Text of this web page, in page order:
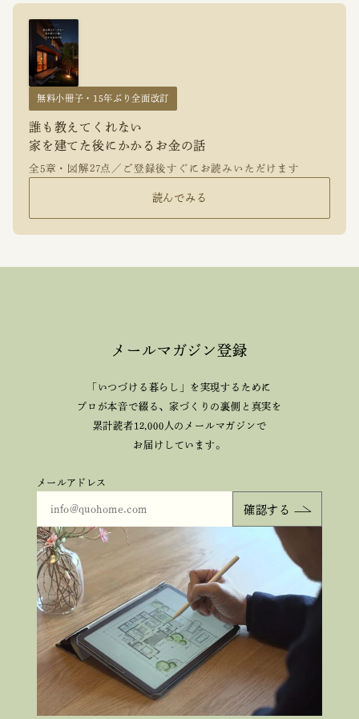
無料小冊子・15年ぶり全面改訂
誰も教えてくれない
家を建てた後にかかるお金の話
全5章・図解27点／ご登録後すぐにお読みいただけます
読んでみる
メールマガジン登録
「いつづける暮らし」を実現するために
プロが本音で綴る、家づくりの裏側と真実を
累計読者12,000人のメールマガジンで
お届けしています。
メールアドレス